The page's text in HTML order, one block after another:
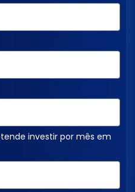
investir por mês em